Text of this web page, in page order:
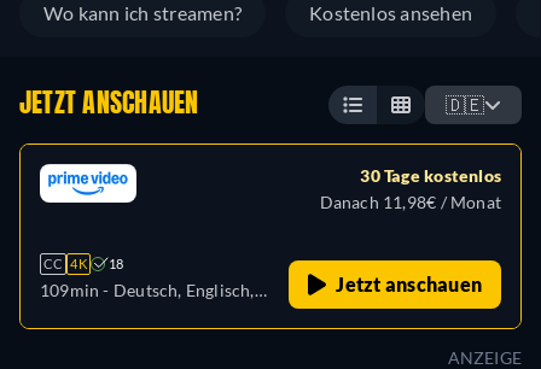
Wo kann ich streamen? Kostenlos ansehen
JETZT ANSCHAUEN 🇩🇪
CC 4K 18
109min - Deutsch, Englisch,
30 Tage kostenlos
Danach 11,98€ / Monat
Jetzt anschauen
ANZEIGE